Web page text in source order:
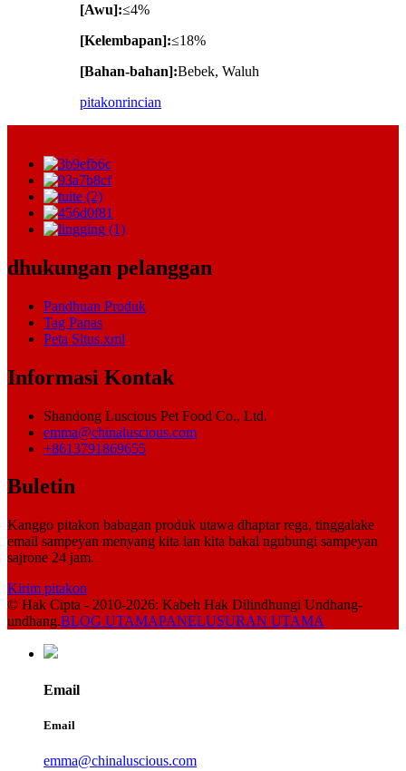
[Awu]:≤4%
[Kelembapan]:≤18%
[Bahan-bahan]:Bebek, Waluh
pitakonrincian
dhukungan pelanggan
Pandhuan Produk
Tag Panas
Peta Situs.xml
Informasi Kontak
Shandong Luscious Pet Food Co., Ltd.
emma@chinaluscious.com
+8613791869655
Buletin
Kanggo pitakon babagan produk utawa dhaptar rega, tinggalake
email sampeyan menyang kita lan kita bakal ngubungi sampeyan
sajrone 24 jam.
Kirim pitakon
© Hak Cipta - 2010-2026: Kabeh Hak Dilindhungi Undhang-
undhang.BLOG UTAMAPANELUSURAN UTAMA
Email
Email
emma@chinaluscious.com